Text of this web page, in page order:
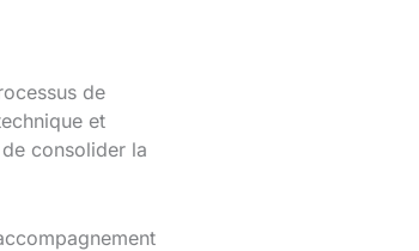
de
et
consolider la